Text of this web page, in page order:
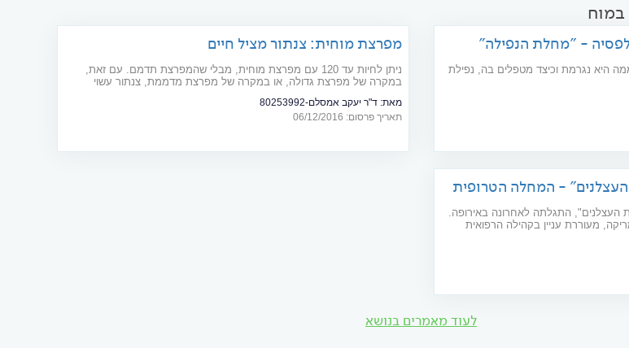
במוח
- "מחלת הנפילה"
היא נגרמת וכיצד מטפלים בה, נפילת
הנה מחלה מוחית כרונית, שהסימפטום
מפרצת מוחית: צנתור מציל חיים
ניתן לחיות עד 120 עם מפרצת מוחית, מבלי שהמפרצת תדמם. עם זאת,
במקרה של מפרצת גדולה, או במקרה של מפרצת מדממת, צנתור עשוי
מאת: ד"ר יעקב אמסלם-80253992
תאריך פרסום: 06/12/2016
- המחלה הטרופית
העצלנים", התגלתה לאחרונה באירופה.
מעוררת עניין בקהילה הרפואית
לעוד מאמרים בנושא